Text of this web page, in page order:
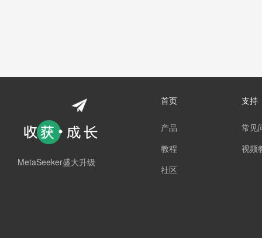
MetaSeeker盛大升级
首页
产品
教程
社区
支持
常见
视频